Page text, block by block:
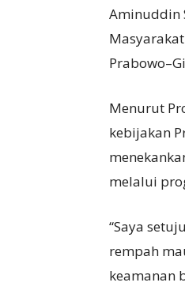
Aminuddin
Menurut
kebijakan
melalui
“Saya
rempah
keamanan